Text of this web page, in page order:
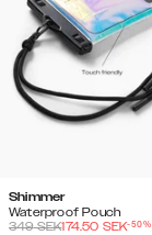
Shimmer
Waterproof Pouch
349SEK174.50 SEK-50%